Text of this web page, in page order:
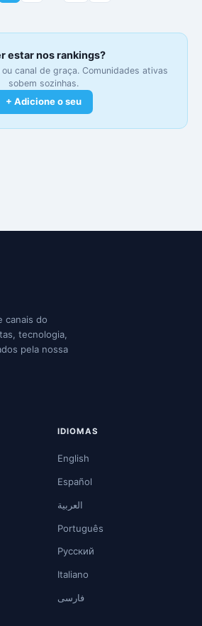
estar nos rankings?
canal de graça. Comunidades ativas
sobem sozinhas.
+ Adicione o seu
canais do
tecnologia,
pela nossa
IDIOMAS
English
Español
العربية
Português
Русский
Italiano
فارسی